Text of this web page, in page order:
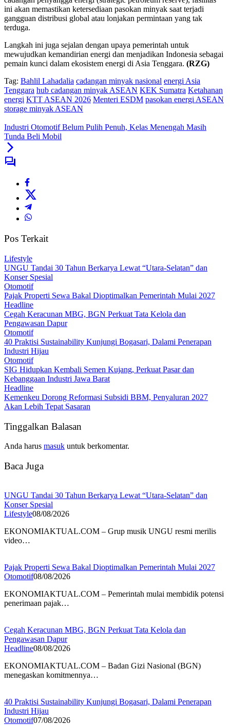
ini akan memastikan ketersediaan pasokan minyak saat terjadi
gangguan distribusi global atau lonjakan permintaan yang tak
terduga.
Langkah ini juga sejalan dengan upaya pemerintah untuk
mewujudkan kemandirian energi dan menjadikan Indonesia sebagai
pemain kunci dalam ekosistem energi di Asia Tenggara. (RZG)
Tag: Bahlil Lahadalia cadangan minyak nasional energi Asia
Tenggara hub cadangan minyak ASEAN KEK Sumatra Ketahanan
energi KTT ASEAN 2026 Menteri ESDM pasokan energi ASEAN
storage minyak ASEAN
Industri Otomotif Belum Pulih Penuh, Kelas Menengah Masih
Tunda Beli Mobil
Pos Terkait
Lifestyle
UNGU Tandai 30 Tahun Berkarya Lewat “Utara-Selatan” dan
Konser Spesial
Otomotif
Pajak Properti Sewa Bakal Dioptimalkan Pemerintah Mulai 2027
Headline
Cegah Keracunan MBG, BGN Perkuat Tata Kelola dan
Pengawasan Dapur
Otomotif
40 Praktisi Sustainability Kunjungi Bogasari, Dalami Penerapan
Industri Hijau
Otomotif
SIG Hidupkan Kembali Semen Kujang, Perkuat Pasar dan
Kebanggaan Industri Jawa Barat
Headline
Kemenkeu Dorong Reformasi Subsidi BBM, Penyaluran 2027
Akan Lebih Tepat Sasaran
Tinggalkan Balasan
Anda harus masuk untuk berkomentar.
Baca Juga
UNGU Tandai 30 Tahun Berkarya Lewat “Utara-Selatan” dan
Konser Spesial
Lifestyle08/08/2026
EKONOMIAKTUAL.COM – Grup musik UNGU resmi merilis
video…
Pajak Properti Sewa Bakal Dioptimalkan Pemerintah Mulai 2027
Otomotif08/08/2026
EKONOMIAKTUAL.COM – Pemerintah mulai membidik potensi
penerimaan pajak…
Cegah Keracunan MBG, BGN Perkuat Tata Kelola dan
Pengawasan Dapur
Headline08/08/2026
EKONOMIAKTUAL.COM – Badan Gizi Nasional (BGN)
menegaskan komitmennya…
40 Praktisi Sustainability Kunjungi Bogasari, Dalami Penerapan
Industri Hijau
Otomotif07/08/2026